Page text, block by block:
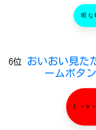
暇な
6位
おいおい見た
ームボタ
( ＞o